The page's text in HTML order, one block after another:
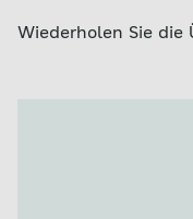
Wiederholen Sie die